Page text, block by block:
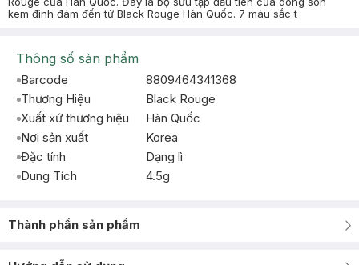
kem đình đám đến từ Black Rouge Hàn Quốc. 7 màu sắc t
Thông số sản phẩm
Barcode
8809464341368
Thương Hiệu
Black Rouge
Xuất xứ thương hiệu
Hàn Quốc
Nơi sản xuất
Korea
Đặc tính
Dạng lì
Dung Tích
4.5g
Thành phần sản phẩm